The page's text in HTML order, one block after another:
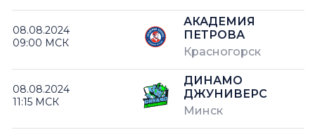
08.08.2024
09:00 МСК
АКАДЕМИЯ
ПЕТРОВА
Красногорск
08.08.2024
11:15 МСК
ДИНАМО
ДЖУНИВЕРС
Минск